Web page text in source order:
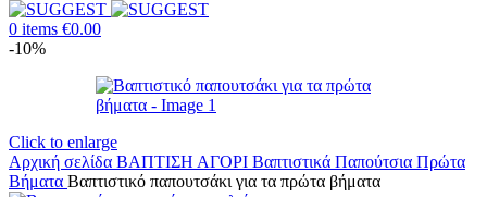
0 items €0.00
-10%
Click to enlarge
Αρχική σελίδα ΒΑΠΤΙΣΗ ΑΓΟΡΙ Βαπτιστικά Παπούτσια Πρώτα
Βήματα Βαπτιστικό παπουτσάκι για τα πρώτα βήματα